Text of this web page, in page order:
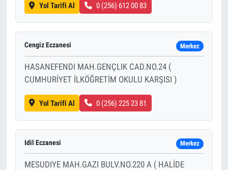
Yol Tarifi Al 0 (256) 612 00 83
Cengiz Eczanesi Merkez
HASANEFENDI MAH.GENÇLIK CAD.NO.24 (
CUMHURİYET İLKÖĞRETİM OKULU KARŞISI )
Yol Tarifi Al 0 (256) 225 23 81
Idil Eczanesi Merkez
MESUDIYE MAH.GAZI BULV.NO.220 A ( HALİDE